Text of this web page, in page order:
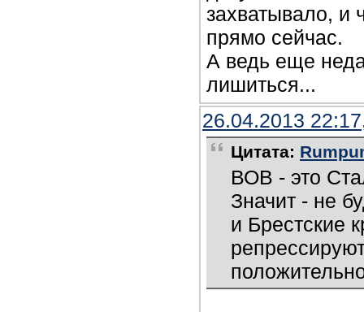
захватывало, и
прямо сейчас.
А ведь еще
лишиться...
26.04.2013 22:17
Цитата:
ВОВ - это
Значит - не
и Брестские